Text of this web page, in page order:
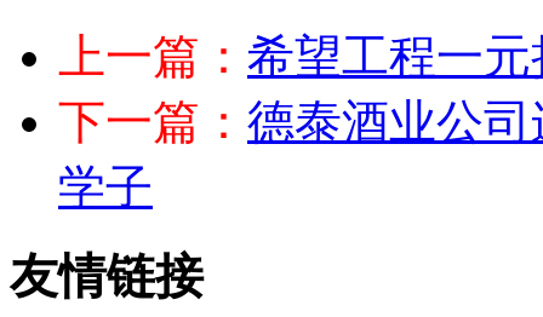
上一篇： 希望工程一
下一篇： 德泰酒业公
学子
友情链接